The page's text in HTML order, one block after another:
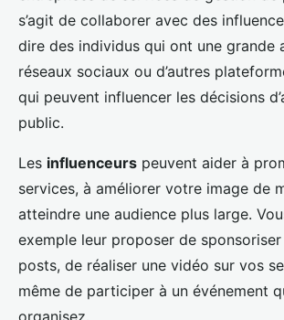
s’agit de collaborer avec des
dire des individus qui ont une grande
réseaux sociaux ou d’autres
qui peuvent influencer les décisions
public.
Les influenceurs peuvent aider à
services, à améliorer votre image de
atteindre une audience plus large.
exemple leur proposer de
posts, de réaliser une vidéo sur vos
même de participer à un événement